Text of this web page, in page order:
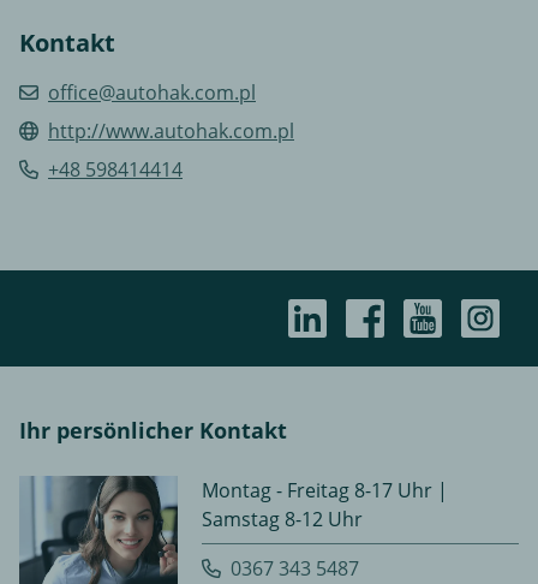
Kontakt
office@autohak.com.pl
http://www.autohak.com.pl
+48 598414414
Ihr persönlicher Kontakt
Montag - Freitag 8-17 Uhr |
Samstag 8-12 Uhr
0367 343 5487